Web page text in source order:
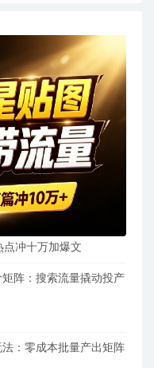
点冲十万加爆文
阵：搜索流量撬动投产
：零成本批量产出矩阵